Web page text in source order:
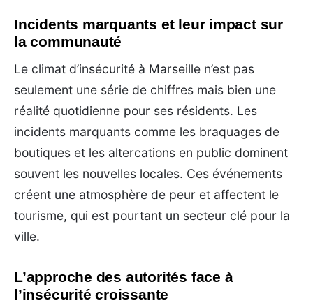
Incidents marquants et leur impact sur
la communauté
Le climat d’insécurité à Marseille n’est pas
seulement une série de chiffres mais bien une
réalité quotidienne pour ses résidents. Les
incidents marquants comme les braquages de
boutiques et les altercations en public dominent
souvent les nouvelles locales. Ces événements
créent une atmosphère de peur et affectent le
tourisme, qui est pourtant un secteur clé pour la
ville.
L’approche des autorités face à
l’insécurité croissante